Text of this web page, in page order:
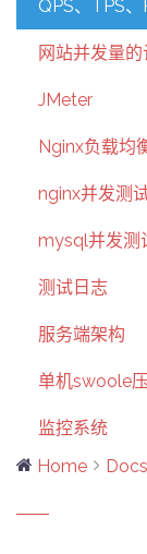
QPS、TPS
网站并发量
JMeter
Nginx负载均
nginx并发测
mysql并发测
测试日志
服务端架构
单机swoole
监控系统
Home
Docs